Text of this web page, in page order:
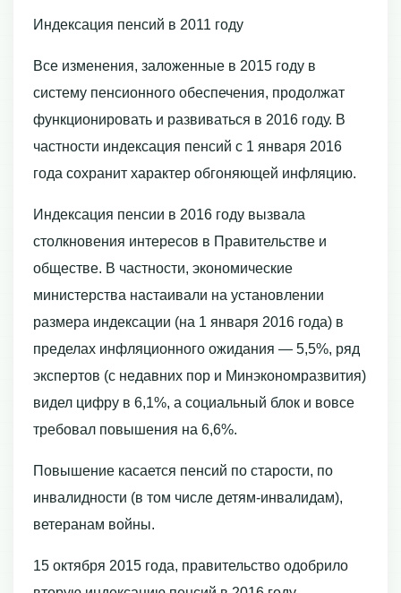
Индексация пенсий в 2011 году
Все изменения, заложенные в 2015 году в
систему пенсионного обеспечения, продолжат
функционировать и развиваться в 2016 году. В
частности индексация пенсий с 1 января 2016
года сохранит характер обгоняющей инфляцию.
Индексация пенсии в 2016 году вызвала
столкновения интересов в Правительстве и
обществе. В частности, экономические
министерства настаивали на установлении
размера индексации (на 1 января 2016 года) в
пределах инфляционного ожидания — 5,5%, ряд
экспертов (с недавних пор и Минэкономразвития)
видел цифру в 6,1%, а социальный блок и вовсе
требовал повышения на 6,6%.
Повышение касается пенсий по старости, по
инвалидности (в том числе детям-инвалидам),
ветеранам войны.
15 октября 2015 года, правительство одобрило